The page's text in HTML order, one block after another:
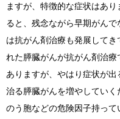
ますが、特徴的な症状はあ
ると、残念ながら早期がん
は抗がん剤治療も発展して
れた膵臓がんが抗がん剤治
ありますが、やはり症状が出
治る膵臓がんを増やしてい
のう胞などの危険因子持っ